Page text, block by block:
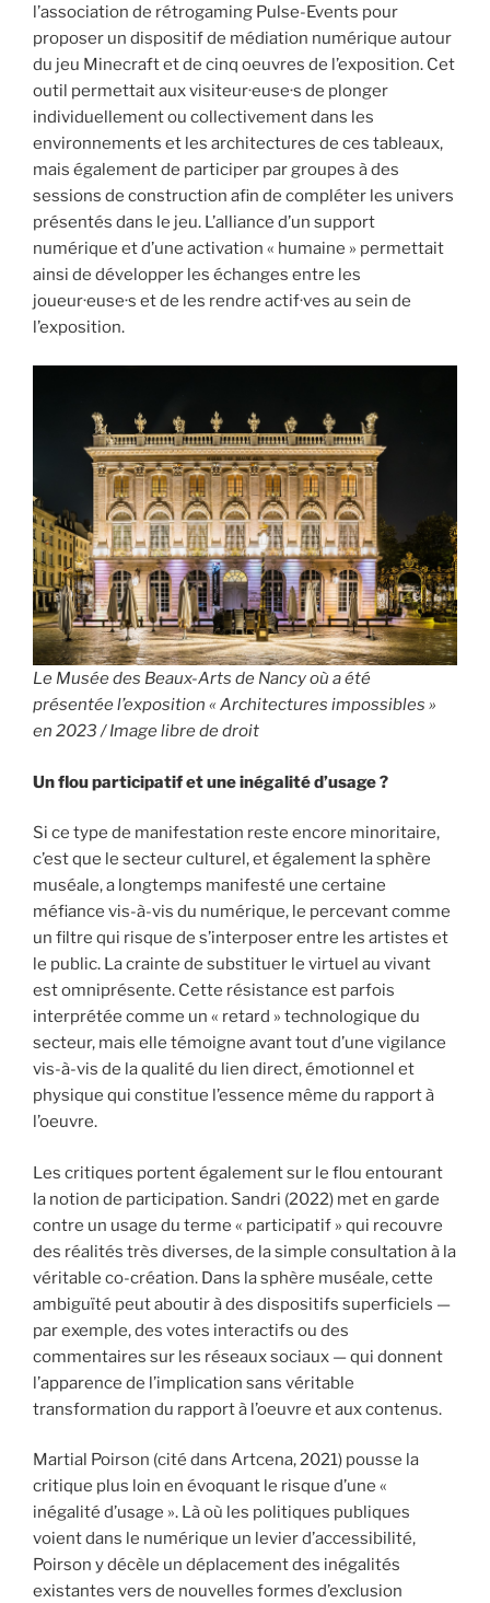
l’association de rétrogaming Pulse-Events pour
proposer un dispositif de médiation numérique autour
du jeu Minecraft et de cinq oeuvres de l’exposition. Cet
outil permettait aux visiteur·euse·s de plonger
individuellement ou collectivement dans les
environnements et les architectures de ces tableaux,
mais également de participer par groupes à des
sessions de construction afin de compléter les univers
présentés dans le jeu. L’alliance d’un support
numérique et d’une activation « humaine » permettait
ainsi de développer les échanges entre les
joueur·euse·s et de les rendre actif·ves au sein de
l’exposition.
Le Musée des Beaux-Arts de Nancy où a été
présentée l’exposition « Architectures impossibles »
en 2023 / Image libre de droit
Un flou participatif et une inégalité d’usage ?
Si ce type de manifestation reste encore minoritaire,
c’est que le secteur culturel, et également la sphère
muséale,a longtemps manifesté une certaine
méfiance vis-à-vis du numérique, le percevant comme
un filtre qui risque de s’interposer entre les artistes et
le public. La crainte de substituer le virtuel au vivant
est omniprésente. Cette résistance est parfois
interprétée comme un « retard » technologique du
secteur, mais elle témoigne avant tout d’une vigilance
vis-à-vis de la qualité du lien direct, émotionnel et
physique qui constitue l’essence même du rapport à
l’oeuvre.
Les critiques portent également sur le flou entourant
la notion de participation. Sandri (2022) met en garde
contre un usage du terme « participatif » qui recouvre
des réalités très diverses, de la simple consultation à la
véritable co-création. Dans la sphère muséale, cette
ambiguïté peut aboutir à des dispositifs superficiels —
par exemple, des votes interactifs ou des
commentaires sur les réseaux sociaux — qui donnent
l’apparence de l’implication sans véritable
transformation du rapport à l’oeuvre et aux contenus.
Martial Poirson (cité dans Artcena, 2021) pousse la
critique plus loin en évoquant le risque d’une «
inégalité d’usage ». Là où les politiques publiques
voient dans le numérique un levier d’accessibilité,
Poirson y décèle un déplacement des inégalités
existantes vers de nouvelles formes d’exclusion